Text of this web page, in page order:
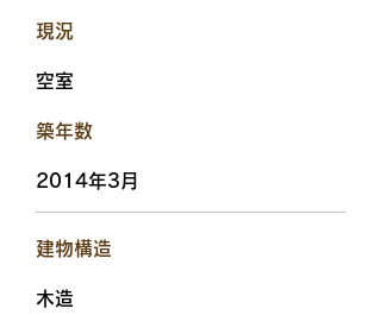
​現況
空室
​築年数
2014年3月
​建物構造
木造